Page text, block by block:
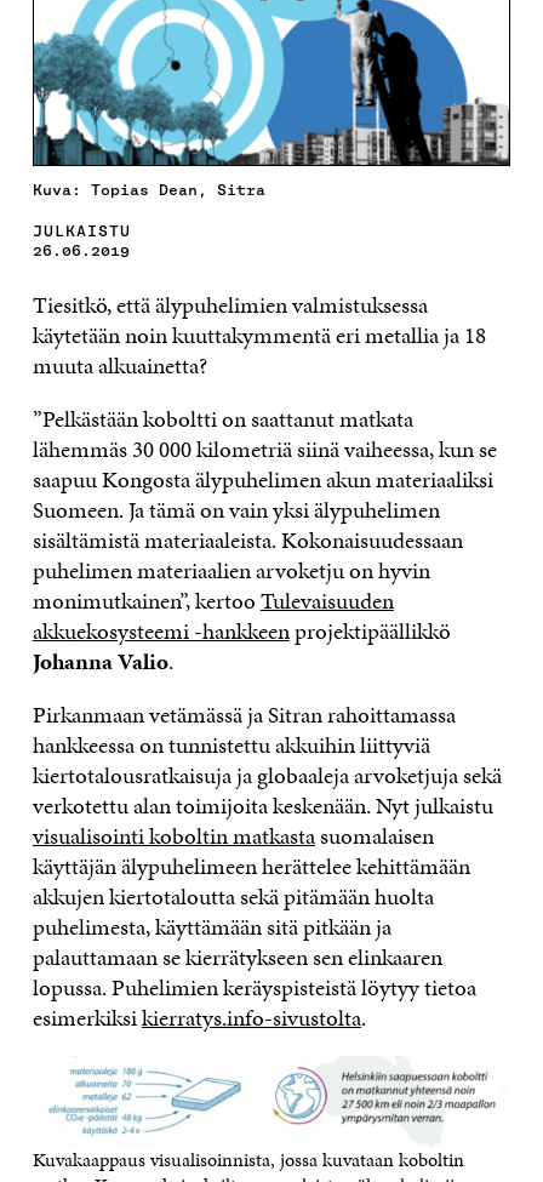
Kuva: Topias Dean, Sitra
JULKAISTU
26.06.2019
Tiesitkö, että älypuhelimien valmistuksessa
käytetään noin kuuttakymmentä eri metallia ja 18
muuta alkuainetta?
”Pelkästään koboltti on saattanut matkata
lähemmäs 30 000 kilometriä siinä vaiheessa, kun se
saapuu Kongosta älypuhelimen akun materiaaliksi
Suomeen. Ja tämä on vain yksi älypuhelimen
sisältämistä materiaaleista. Kokonaisuudessaan
puhelimen materiaalien arvoketju on hyvin
monimutkainen”, kertooTulevaisuuden
akkuekosysteemi -hankkeenprojektipäällikkö
Johanna Valio.
Pirkanmaan vetämässä ja Sitran rahoittamassa
hankkeessa on tunnistettu akkuihin liittyviä
kiertotalousratkaisuja ja globaaleja arvoketjuja sekä
verkotettu alan toimijoita keskenään. Nyt julkaistu
visualisointi koboltin matkastasuomalaisen
käyttäjän älypuhelimeen herättelee kehittämään
akkujen kiertotaloutta sekä pitämään huolta
puhelimesta, käyttämään sitä pitkään ja
palauttamaan se kierrätykseen sen elinkaaren
lopussa. Puhelimien keräyspisteistä löytyy tietoa
esimerkiksikierratys.info-sivustolta.
Kuvakaappaus visualisoinnista, jossa kuvataan koboltin